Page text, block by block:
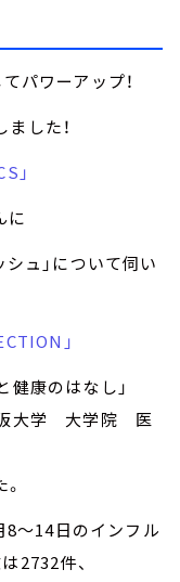
パワーアップ！
した！
」
に
シュ」について伺い
」
健康のはなし」
阪大学 大学院 医
8～14日のインフル
2732件、